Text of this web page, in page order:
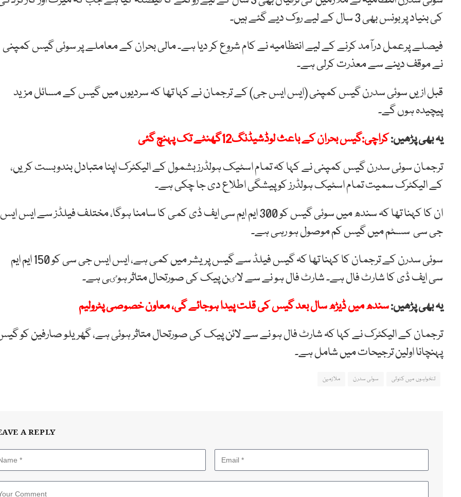
کی بنیاد پر بونس بھی 3 سال کے لیے روک دیے گئے ہیں۔
فیصلے پرعمل درآمد کرنے کے لیے انتظامیہ نے کام شروع کر دیا ہے۔ مالی بحران کے معاملے پر سوئی گیس کمپنی
نے موقف دینے سے معذرت کرلی ہے۔
قبل ازیں سوئی سدرن گیس کمپنی (ایس ایس جی) کے ترجمان نے کہا تھا کہ سردیوں میں گیس کے مسائل مزید
پیچیدہ ہوں گے۔
یہ بھی پڑھیں:کراچی:گیس بحران کے باعث لوڈشیڈنگ12گھنٹے تک پہنچ گئی
ترجمان سوئی سدرن گیس کمپنی نے کہا کہ تمام اسٹیک ہولڈرز بشمول کے الیکٹرک اپنا متبادل بندوبست کریں،
کے الیکٹرک سمیت تمام اسٹیک ہولڈرز کو پیشگی اطلاع دی جا چکی ہے۔
ان کا کہنا تھا کہ سندھ میں سوئی گیس کو 300 ایم ایم سی ایف ڈی کمی کا سامنا ہوگا، مختلف فیلڈز سے ایس ايس
جی سی سسٹم میں گیس کم موصول ہو رہی ہے۔
سوئی سدرن کے ترجمان کا کہنا تھا کہ گیس فیلڈ سے گیس پریشر میں کمی ہے، ایس ایس جی سی کو 150 ایم ایم
سی ایف ڈی کا شارٹ فال ہے۔شارٹفالہونےسےلاٸنپیککیصورتحالمتاثرہوٸیہے۔
یہ بھی پڑھیں:سندھ میں ڈیڑھ سال بعد گیس کی قلت پیدا ہوجائے گی، معاون خصوصی پٹرولیم
ترجمان کے الیکٹرک نے کہا کہ شارٹ فال ہو نے سے لائن پیک کی صورتحال متاثر ہوئی ہے، گھریلو صارفین کو
پہنچانا اولین ترجیحات میں شامل ہے۔
تنخواہوں میں کٹوتی سوئی سدرن ملازمین
A REPLY